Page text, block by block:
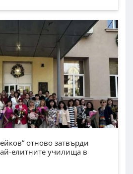
отново затвърди
елитните училища в